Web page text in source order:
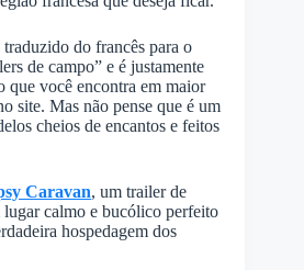
do francês para o
de campo” e é justamente
que você encontra em maior
site. Mas não pense que é um
cheios de encantos e feitos
Caravan, um trailer de
calmo e bucólico perfeito
hospedagem dos